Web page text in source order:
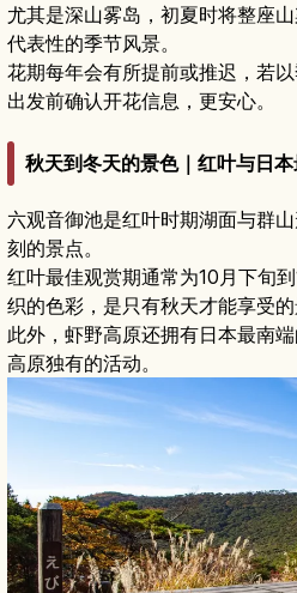
尤其是深山雾岛，初夏时将整座
代表性的季节风景。
花期每年会有所提前或推迟，若
出发前确认开花信息，更安心。
秋天到冬天的景色｜红叶与日
六观音御池是红叶时期湖面与群
刻的景点。
红叶最佳观赏期通常为10月下旬
织的色彩，是只有秋天才能享受的
此外，虾野高原还拥有日本最南
高原独有的活动。